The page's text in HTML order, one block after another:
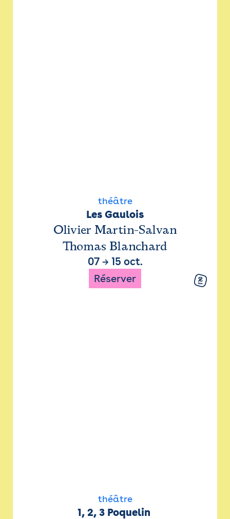
théâtre
Les Gaulois
Olivier Martin-Salvan
Thomas Blanchard
07→ 15 oct.
Réserver
théâtre
1, 2, 3 Poquelin